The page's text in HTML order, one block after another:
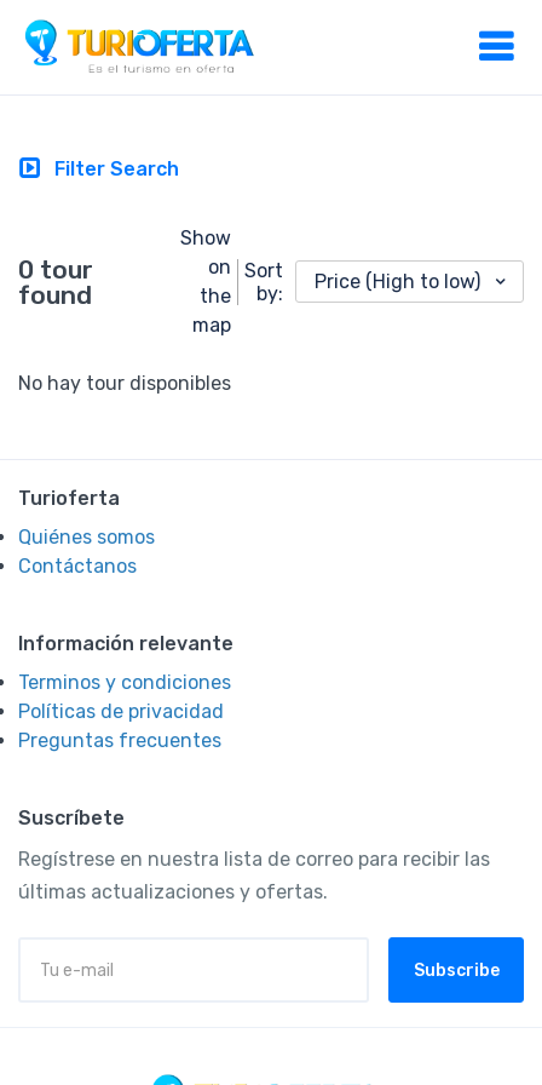
Filter Search
0 tour
found
Show
on
the
map
Sort
by:
Price (High to low)
No hay tour disponibles
Turioferta
Quiénes somos
Contáctanos
Información relevante
Terminos y condiciones
Políticas de privacidad
Preguntas frecuentes
Suscríbete
Regístrese en nuestra lista de correo para recibir las
últimas actualizaciones y ofertas.
Subscribe